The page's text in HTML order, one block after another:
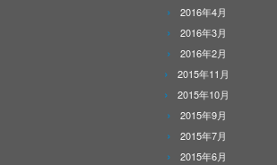
2016年4月
2016年3月
2016年2月
2015年11月
2015年10月
2015年9月
2015年7月
2015年6月